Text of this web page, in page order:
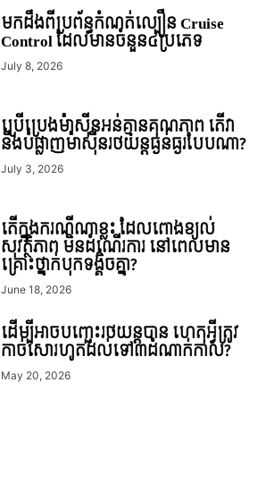
មកដឹងពីប្រព័ន្ធកំណត់ល្បឿន Cruise
Control ដែលមានចំនួន៤ប្រភេទ
July 8, 2026
ប្រើប្រេងម៉ាស៊ីនអន់គ្មានគុណភាព តើវា
នឹងបំផ្លាញម៉ាស៊ីនរថយន្តធ្ងន់ធ្ងរបែបណា?
July 3, 2026
តើក្នុងករណីណាខ្លះ ដែលពោងខ្យល់
សុវត្ថិភាព មិនដំណើរការ នៅពេលមាន
គ្រោះថ្នាក់បុកទង្គិចគ្នា?
June 18, 2026
ដើម្បីអាចបញ្ឆេះរថយន្តបាន ហេតុអ្វីត្រូវ
កាច់សោរហូតដល់ទៅ៣ដំណាក់កាល?
May 20, 2026